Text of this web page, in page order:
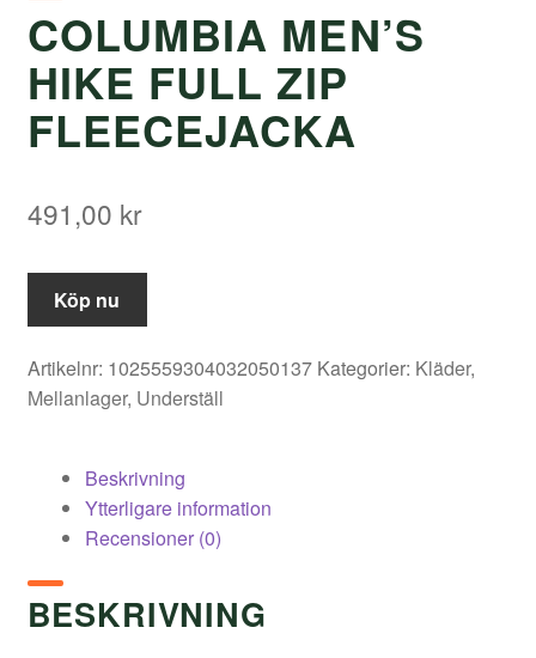
Varumärken
Väljare
COLUMBIA MEN’S
HIKE FULL ZIP
FLEECEJACKA
491,00 kr
Köp nu
Artikelnr: 1025559304032050137 Kategorier: Kläder,
Mellanlager, Underställ
Beskrivning
Ytterligare information
Recensioner (0)
BESKRIVNING